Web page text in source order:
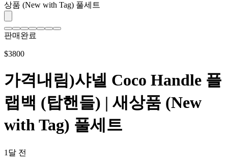
상품 (New with Tag) 풀세트
판매완료
$3800
가격내림)샤넬 Coco Handle 플
랩백 (탑핸들) | 새상품 (New
with Tag) 풀세트
1달 전